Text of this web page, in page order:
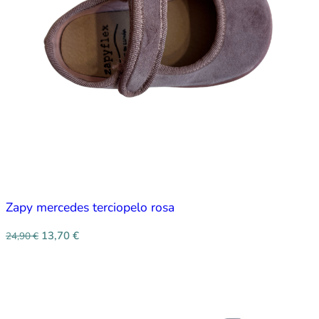
Zapy mercedes terciopelo rosa
24,90€ 13,70 €